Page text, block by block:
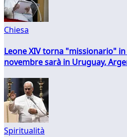
Chiesa
Leone XIV torna "missionario" in
novembre sarà in Uruguay,
Spiritualità